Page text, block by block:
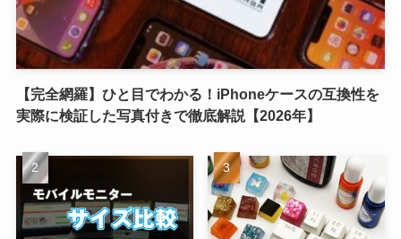
【完全網羅】ひと目でわかる！iPhoneケースの互換性を
実際に検証した写真付きで徹底解説【2026年】